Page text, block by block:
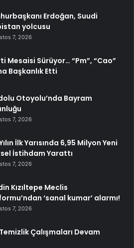
Erdoğan, Suudi
yolcusu
7, 2026
Mesaisi Sürüyor… “Pm”, “Cao”
Başkanlık Etti
Otoyolu’nda Bayram
7, 2026
İlk Yarısında 6,95 Milyon Yeni
İstihdam Yarattı
7, 2026
Kızıltepe Meclis
‘sanal kumar’ alarmı!
7, 2026
Çalışmaları Devam